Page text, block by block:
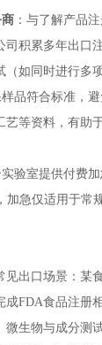
：与了解产品
司积累多年出口
如同时进行多项
品符合标准，
艺等资料，有助
验室提供付费
加急仅适用于常
见出口场景：某
成FDA食品注册
微生物与成分测